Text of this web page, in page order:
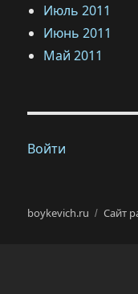
Июль 2011
Июнь 2011
Май 2011
Войти
boykevich.ru Сайт